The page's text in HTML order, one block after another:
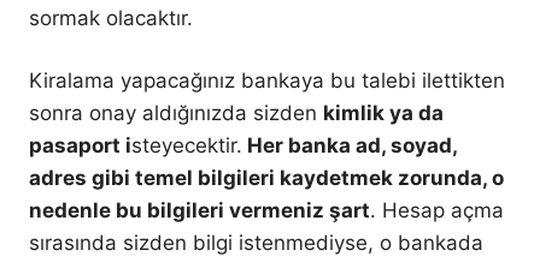
sormak olacaktır.
Kiralama yapacağınız bankaya bu talebi ilettikten
sonra onay aldığınızda sizden kimlik ya da
pasaport isteyecektir. Her banka ad, soyad,
adres gibi temel bilgileri kaydetmek zorunda, o
nedenle bu bilgileri vermeniz şart. Hesap açma
sırasında sizden bilgi istenmediyse, o bankada